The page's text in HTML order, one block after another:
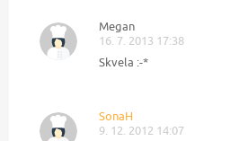
Megan
16. 7. 2013 17:38
Skvela :-*
SonaH
9. 12. 2012 14:07